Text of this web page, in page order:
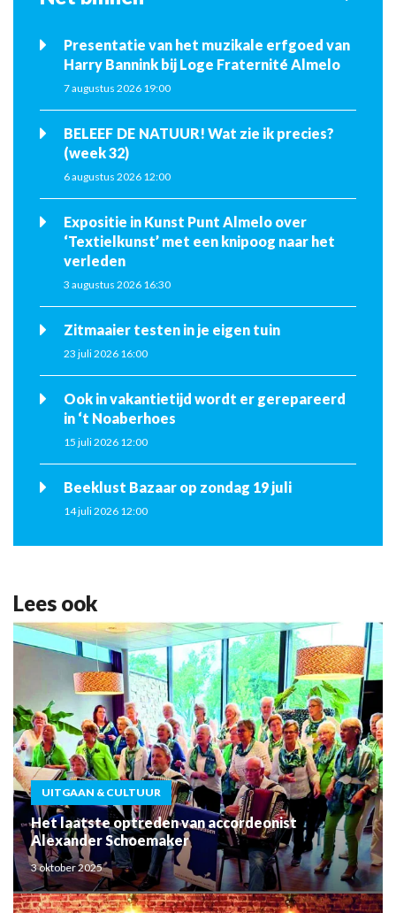
Presentatie van het muzikale erfgoed van
Harry Bannink bij Loge Fraternité Almelo
7 augustus 2026 19:00
BELEEF DE NATUUR! Wat zie ik precies?
(week 32)
6 augustus 2026 12:00
Expositie in Kunst Punt Almelo over
‘Textielkunst’ met een knipoog naar het
verleden
3 augustus 2026 16:30
Zitmaaier testen in je eigen tuin
23 juli 2026 16:00
Ook in vakantietijd wordt er gerepareerd
in ‘t Noaberhoes
15 juli 2026 12:00
Beeklust Bazaar op zondag 19 juli
14 juli 2026 12:00
Lees ook
UITGAAN & CULTUUR
Het laatste optreden van accordeonist
Alexander Schoemaker
3 oktober 2025